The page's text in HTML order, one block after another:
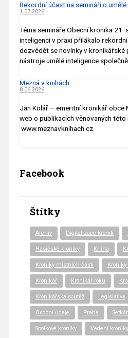
Rekordní účast na semináři o
1.07.2026
Téma semináře Obecní kronika 21.
inteligenci v praxi přilákalo
dozvědět se novinky v kronikářské
nástroje umělé inteligence společně
Mezná v knihách
8.06.2026
Jan Kolář – emeritní kronikář obce
web o publikacích věnovaných této
www.meznavknihach.cz.
Facebook
Štítky
Archiv Digitalizace kronik
Hasičské kroniky Kniha
Kroniky místních části
Kronikář Kronikář roku
Kronikářská soutěž Legislativa
Osobní údaje Praha
Spolkové kroniky Vedení kroniky